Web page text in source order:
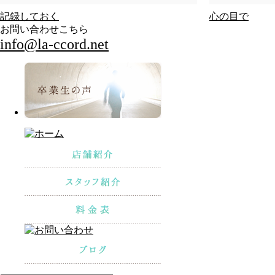
記録しておく 心の目で
お問い合わせこちら
info@la-ccord.net